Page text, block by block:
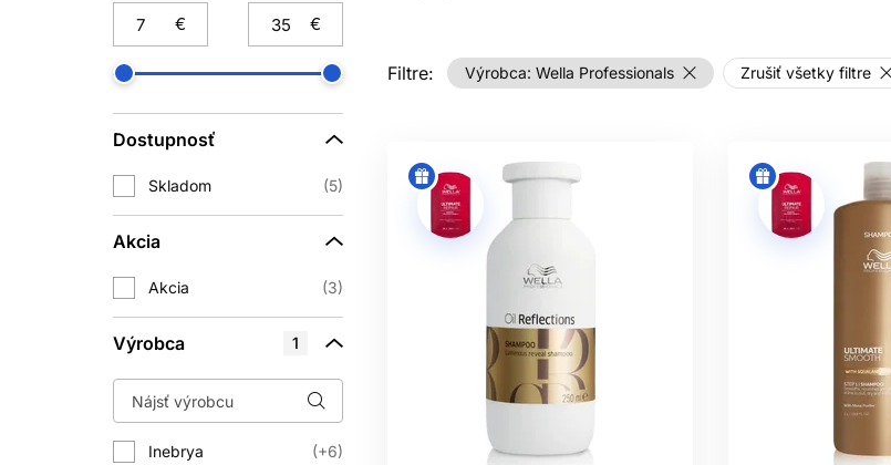
Mastnejšia pokožka, častý styling alebo tvrdá voda môžu vyžadovať účinnejšie čistenie.
ŠAMPÓN NA LÁMAVÉ
Šampón zostáva na vlasoch krátko, preto od neho nemožno očakávať trvalú opravu
obsahovať kondicionačné zložky, ktoré uľahčia ďalšiu starostlivosť. Obmedzenie
rozčesávania, tepelnej ochrany a pravidelného odstránenia
SPRÁVNE
Šampón nanášajte najmä na mokrú pokožku hlavy. Jemne masírujte bruškami prstov,
dĺžkami bez ich drsného trenia. Jedno umytie môže stačiť; druhé má zmysel pri
je dôležité pre ľahký výsledok.
€ €
Dostupnosť
Skladom 5
Akcia
Akcia 3
Výrobca 1
Inebrya
+6
Filtre: Výrobca: Wella Professionals Zrušiť všetky filtre